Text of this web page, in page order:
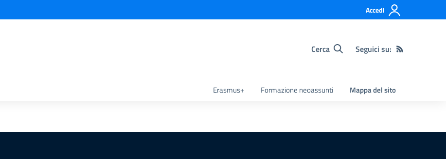
Accedi
Cerca Seguici su:
Erasmus+ Formazione neoassunti Mappa del sito